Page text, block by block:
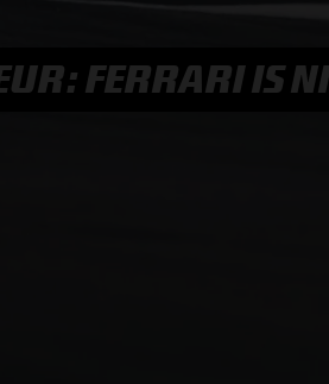
FERRARI IS